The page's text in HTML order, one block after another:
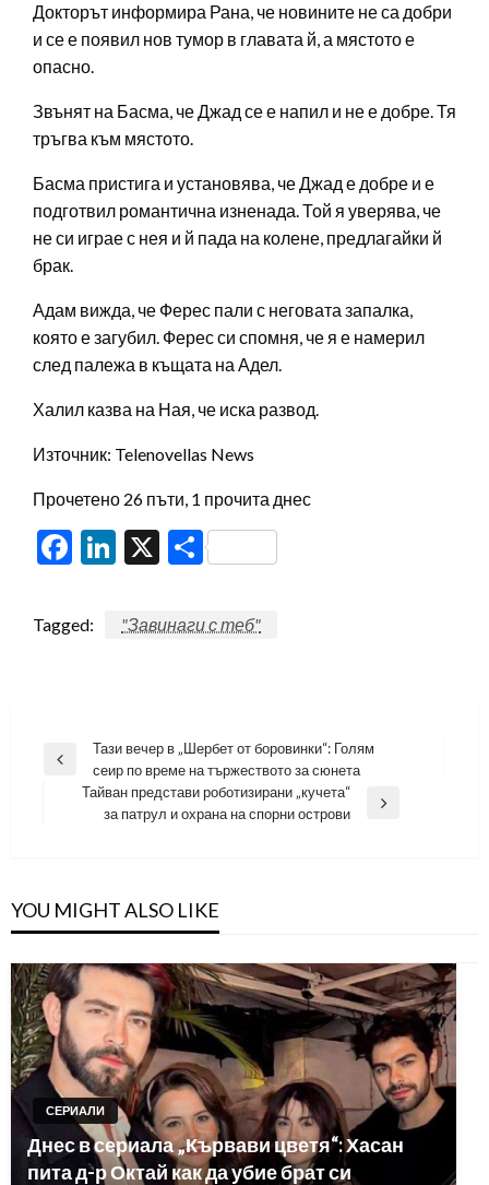
Докторът информира Рана, че новините не са добри
и се е появил нов тумор в главата й, а мястото е
опасно.
Звънят на Басма, че Джад се е напил и не е добре. Тя
тръгва към мястото.
Басма пристига и установява, че Джад е добре и е
подготвил романтична изненада. Той я уверява, че
не си играе с нея и й пада на колене, предлагайки й
брак.
Адам вижда, че Ферес пали с неговата запалка,
която е загубил. Ферес си спомня, че я е намерил
след палежа в къщата на Адел.
Халил казва на Ная, че иска развод.
Източник: Telenovellas News
Прочетено 26 пъти, 1 прочита днес
Facebook
LinkedIn
X Share
Tagged: "Завинаги с теб"
Навигация
Previous
Тази вечер в „Шербет от боровинки“: Голям
сеир по време на тържеството за сюнета
Тайван представи роботизирани „кучета“
за патрул и охрана на спорни острови
YOU MIGHT ALSO LIKE
СЕРИАЛИ
Днес в сериала „Кървави цветя“: Хасан
пита д-р Октай как да убие брат си